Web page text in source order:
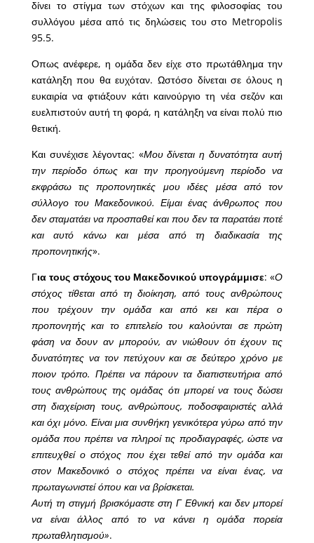
δίνει το στίγμα των στόχων και της φιλοσοφίας του
συλλόγου μέσα από τις δηλώσεις του στο Metropolis
95.5.
Οπως ανέφερε, η ομάδα δεν είχε στο πρωτάθλημα την
κατάληξη που θα ευχόταν. Ωστόσο δίνεται σε όλους η
ευκαιρία να φτιάξουν κάτι καινούργιο τη νέα σεζόν και
ευελπιστούν αυτή τη φορά, η κατάληξη να είναι πολύ πιο
θετική.
Και συνέχισε λέγοντας: «Μου δίνεται η δυνατότητα αυτή
την περίοδο όπως και την προηγούμενη περίοδο να
εκφράσω τις προπονητικές μου ιδέες μέσα από τον
σύλλογο του Μακεδονικού. Είμαι ένας άνθρωπος που
δεν σταματάει να προσπαθεί και που δεν τα παρατάει ποτέ
και αυτό κάνω και μέσα από τη διαδικασία της
προπονητικής».
Για τους στόχους του Μακεδονικού υπογράμμισε: «Ο
στόχος τίθεται από τη διοίκηση, από τους ανθρώπους
που τρέχουν την ομάδα και από κει και πέρα ο
προπονητής και το επιτελείο του καλούνται σε πρώτη
φάση να δουν αν μπορούν, αν νιώθουν ότι έχουν τις
δυνατότητες να τον πετύχουν και σε δεύτερο χρόνο με
ποιον τρόπο. Πρέπει να πάρουν τα διαπιστευτήρια από
τους ανθρώπους της ομάδας ότι μπορεί να τους δώσει
στη διαχείριση τους, ανθρώπους, ποδοσφαιριστές αλλά
και όχι μόνο. Είναι μια συνθήκη γενικότερα γύρω από την
ομάδα που πρέπει να πληροί τις προδιαγραφές, ώστε να
επιτευχθεί ο στόχος που έχει τεθεί από την ομάδα και
στον Μακεδονικό ο στόχος πρέπει να είναι ένας, να
πρωταγωνιστεί όπου και να βρίσκεται.
Αυτή τη στιγμή βρισκόμαστε στη Γ Εθνική και δεν μπορεί
να είναι άλλος από το να κάνει η ομάδα πορεία
πρωταθλητισμού».